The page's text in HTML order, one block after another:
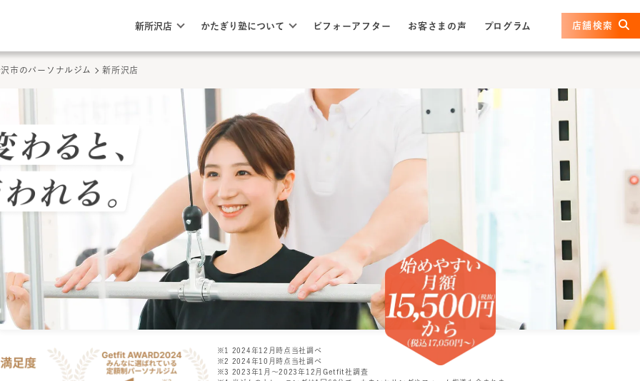
新所沢店 かたぎり塾について ビフォーアフター お客さまの声 プログラム 店舗検索
市 のパーソナルジム 新所沢店
※1 2024年12月時点当社調べ
※2 2024年10月時点当社調べ
※3 2023年1月〜2023年12月Getfit社調査